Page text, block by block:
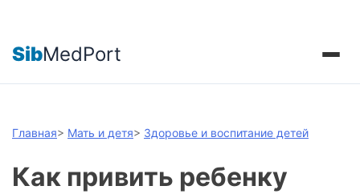
SibMedPort
Главная> Мать и детя> Здоровье и воспитание детей
Как привить ребенку